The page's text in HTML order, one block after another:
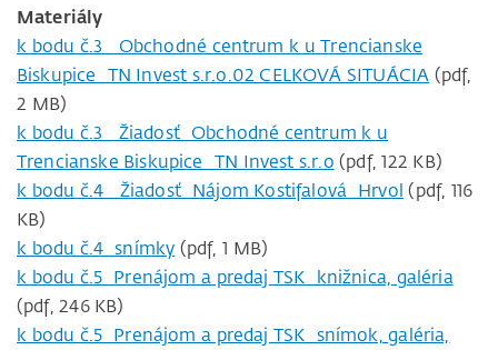
Materiály
k bodu č.3_ Obchodné centrum k u Trencianske
Biskupice_TN Invest s.r.o.02 CELKOVÁ SITUÁCIA (pdf,
2 MB)
k bodu č.3_ Žiadosť_Obchodné centrum k u
Trencianske Biskupice_TN Invest s.r.o (pdf, 122 KB)
k bodu č.4_ Žiadosť_Nájom Kostifalová_Hrvol (pdf, 116
KB)
k bodu č.4_snímky (pdf, 1 MB)
k bodu č.5_Prenájom a predaj TSK_knižnica, galéria
(pdf, 246 KB)
k bodu č.5_Prenájom a predaj TSK_snímok, galéria,